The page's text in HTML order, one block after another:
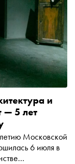
и
— 5 лет
Московской
6 июля в